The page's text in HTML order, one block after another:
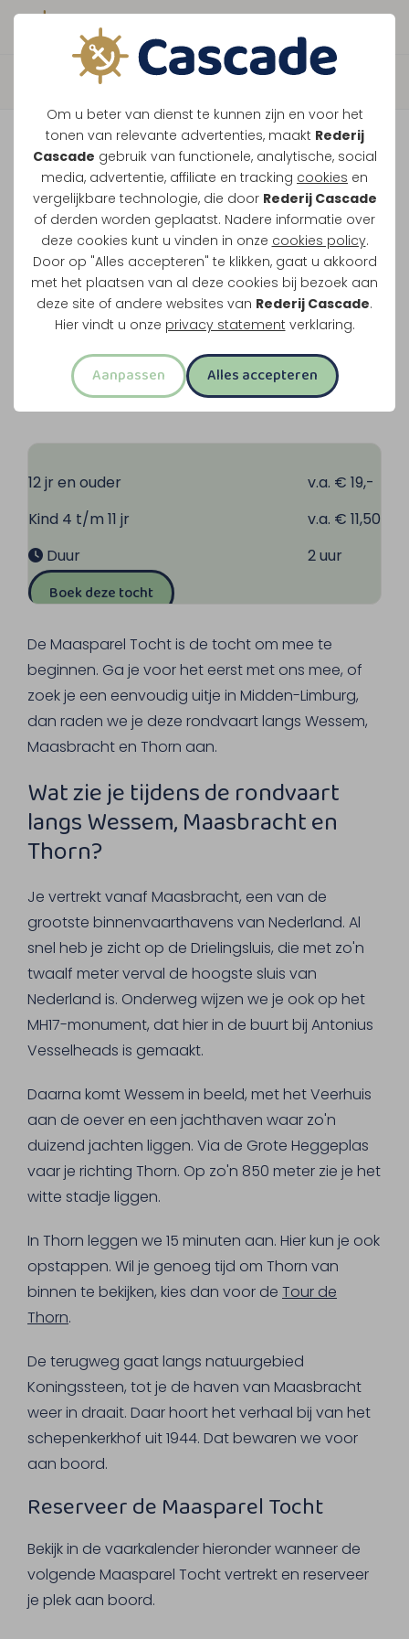
Om u beter van dienst te kunnen zijn en voor het
tonen van relevante advertenties, maakt Rederij
Cascade gebruik van functionele, analytische, social
media, advertentie, affiliate en tracking cookies en
vergelijkbare technologie, die door Rederij Cascade
of derden worden geplaatst. Nadere informatie over
deze cookies kunt u vinden in onze cookies policy.
Door op "Alles accepteren" te klikken, gaat u akkoord
met het plaatsen van al deze cookies bij bezoek aan
deze site of andere websites van Rederij Cascade.
Hier vindt u onze privacy statement verklaring.
Aanpassen Alles accepteren
Boek direct je vaart
Terug
Maasparel Tocht
Vaar langs Maasbracht, Wessem en het witte
stadje Thorn. Dit klassieke rondje over de
Maasplassen vertrekt vanuit Maasbracht of
Thorn.
Midden-Limburg in één rondvaart
Twee uur varen
Opstappen in Maasbracht of Thorn
Meest familievriendelijke rondvaart
12 jr en ouder
v.a. € 19,-
Kind 4 t/m 11 jr
v.a. € 11,50
Duur
2 uur
Boek deze tocht
De Maasparel Tocht is de tocht om mee te
beginnen. Ga je voor het eerst met ons mee, of
zoek je een eenvoudig uitje in Midden-Limburg,
dan raden we je deze rondvaart langs Wessem,
Maasbracht en Thorn aan.
Wat zie je tijdens de rondvaart
langs Wessem, Maasbracht en
Thorn?
Je vertrekt vanaf Maasbracht, een van de
grootste binnenvaarthavens van Nederland. Al
snel heb je zicht op de Drielingsluis, die met zo'n
twaalf meter verval de hoogste sluis van
Nederland is. Onderweg wijzen we je ook op het
MH17-monument, dat hier in de buurt bij Antonius
Vesselheads is gemaakt.
Daarna komt Wessem in beeld, met het Veerhuis
aan de oever en een jachthaven waar zo'n
duizend jachten liggen. Via de Grote Heggeplas
vaar je richting Thorn. Op zo'n 850 meter zie je het
witte stadje liggen.
In Thorn leggen we 15 minuten aan. Hier kun je ook
opstappen. Wil je genoeg tijd om Thorn van
binnen te bekijken, kies dan voor de Tour de
Thorn.
De terugweg gaat langs natuurgebied
Koningssteen, tot je de haven van Maasbracht
weer in draait. Daar hoort het verhaal bij van het
schepenkerkhof uit 1944. Dat bewaren we voor
aan boord.
Reserveer de Maasparel Tocht
Bekijk in de vaarkalender hieronder wanneer de
volgende Maasparel Tocht vertrekt en reserveer
je plek aan boord.